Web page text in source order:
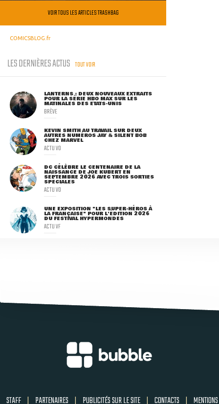
VOIR TOUS LES ARTICLES TRASHBAG
COMICSBLOG.fr
LES DERNIÈRES ACTUS TOUT VOIR
LANTERNS : DEUX NOUVEAUX EXTRAITS
POUR LA SÉRIE HBO MAX SUR LES
MATINALES DES ETATS-UNIS
BRÈVE
KEVIN SMITH AU TRAVAIL SUR DEUX
AUTRES NUMÉROS JAY & SILENT BOB
CHEZ MARVEL
ACTU VO
DC CÉLÈBRE LE CENTENAIRE DE LA
NAISSANCE DE JOE KUBERT EN
SEPTEMBRE 2026 AVEC TROIS SORTIES
SPÉCIALES
ACTU VO
UNE EXPOSITION "LES SUPER-HÉROS À
LA FRANÇAISE" POUR L'ÉDITION 2026
DU FESTIVAL HYPERMONDES
ACTU VF
STAFF | PARTENAIRES | PUBLICITÉS SUR LE SITE | CONTACTS | MENTIONS